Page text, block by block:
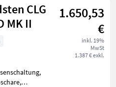
CLG
MK II
1.650,53
€
inkl. 19%
MwSt
1.387 € exkl.